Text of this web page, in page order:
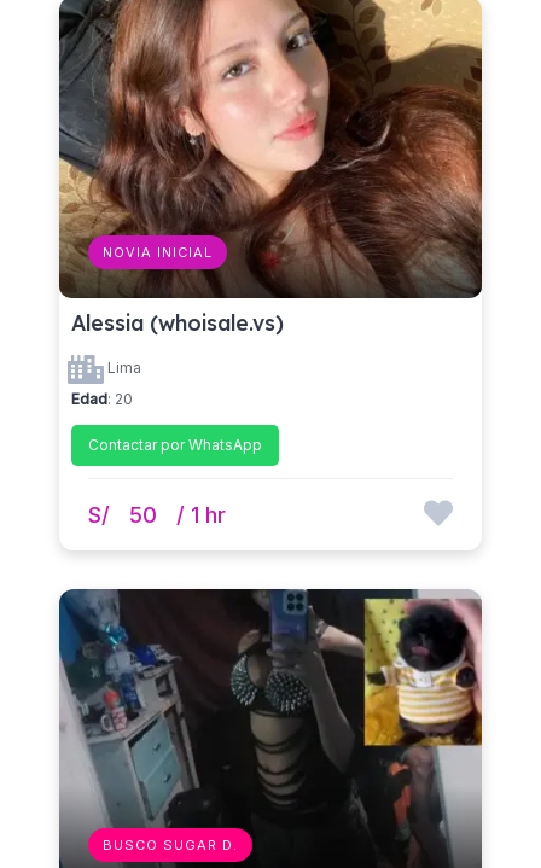
NOVIA INICIAL
Alessia (whoisale.vs)
Lima
Edad: 20
Contactar por WhatsApp
S/ 50 / 1 hr
BUSCO SUGAR D.